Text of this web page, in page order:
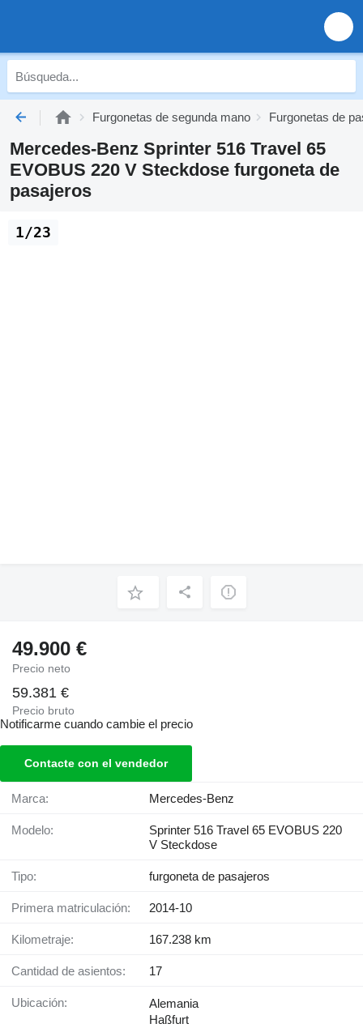
Furgonetas de segunda mano Furgonetas de
Mercedes-Benz Sprinter 516 Travel 65
EVOBUS 220 V Steckdose furgoneta de
pasajeros
1/23
49.900 €
Precio neto
59.381 €
Precio bruto
Notificarme cuando cambie el precio
Contacte con el vendedor
Marca: Mercedes-Benz
Modelo:
Sprinter 516 Travel 65 EVOBUS 220
V Steckdose
Tipo: furgoneta de pasajeros
Primera matriculación: 2014-10
Kilometraje: 167.238 km
Cantidad de asientos: 17
Ubicación:
Alemania
Haßfurt